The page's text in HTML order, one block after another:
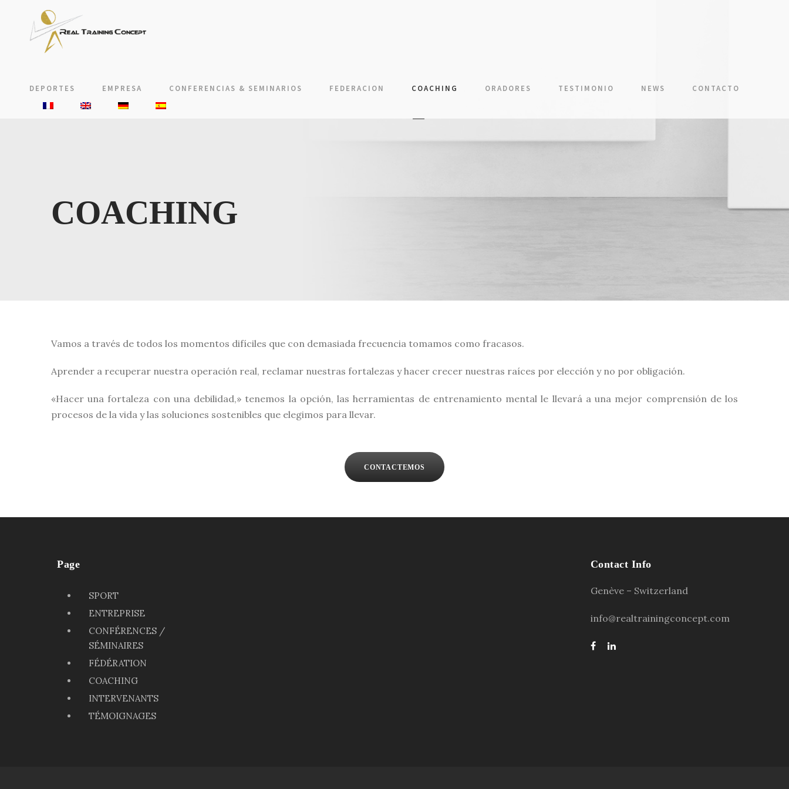
DEPORTES EMPRESA CONFERENCIAS & SEMINARIOS FEDERACION COACHING ORADORES TESTIMONIO NEWS CONTACTO
COACHING
Vamos a través de todos los momentos difíciles que con demasiada frecuencia tomamos como fracasos.
Aprender a recuperar nuestra operación real, reclamar nuestras fortalezas y hacer crecer nuestras raíces por elección y no por obligación.
«Hacer una fortaleza con una debilidad,» tenemos la opción, las herramientas de entrenamiento mental le llevará a una mejor comprensión de los
procesos de la vida y las soluciones sostenibles que elegimos para llevar.
CONTACTEMOS
Page
SPORT
ENTREPRISE
CONFÉRENCES /
SÉMINAIRES
FÉDÉRATION
COACHING
INTERVENANTS
TÉMOIGNAGES
Contact Info
Genève – Switzerland
info@realtrainingconcept.com